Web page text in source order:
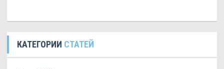
КАТЕГОРИИ СТАТЕЙ